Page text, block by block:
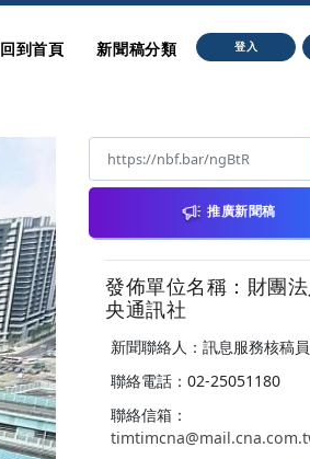
回到首頁 新聞稿分類 登入
推廣新聞稿
發佈單位名稱：財團
央通訊社
新聞聯絡人：訊息服務核稿員
聯絡電話：02-25051180
聯絡信箱：